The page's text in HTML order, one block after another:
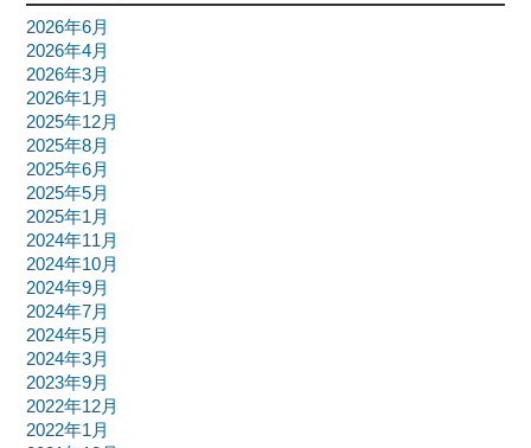
2026年6月
2026年4月
2026年3月
2026年1月
2025年12月
2025年8月
2025年6月
2025年5月
2025年1月
2024年11月
2024年10月
2024年9月
2024年7月
2024年5月
2024年3月
2023年9月
2022年12月
2022年1月